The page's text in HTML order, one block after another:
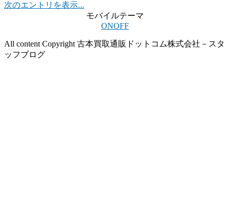
次のエントリを表示...
モバイルテーマ
ONOFF
All content Copyright 古本買取通販ドットコム株式会社－スタ
ッフブログ